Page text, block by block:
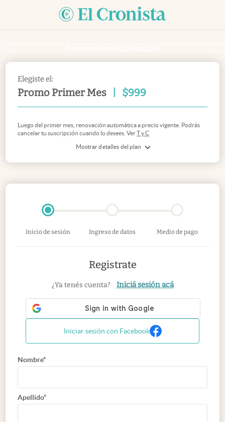
Elegiste el:
Promo Primer Mes $999
Mostrar detalles del plan
Luego del primer mes, renovación automática a precio vigente. Podrás
cancelar tu suscripción cuando lo desees. VerT y C
Inicio de sesión Ingreso de datos Medio de pago
Registrate
¿Ya tenés cuenta? Iniciá sesión acá
Iniciar sesión con Facebook
Nombre*
Apellido*